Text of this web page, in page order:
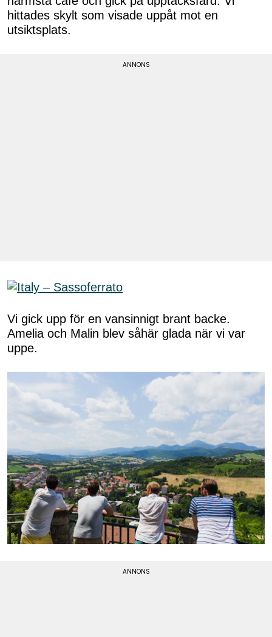
hittades skylt som visade uppåt mot en
utsiktsplats.
Vi gick upp för en vansinnigt brant backe.
Amelia och Malin blev såhär glada när vi var
uppe.